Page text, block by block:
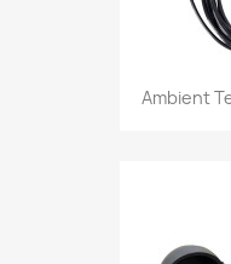
Ambient